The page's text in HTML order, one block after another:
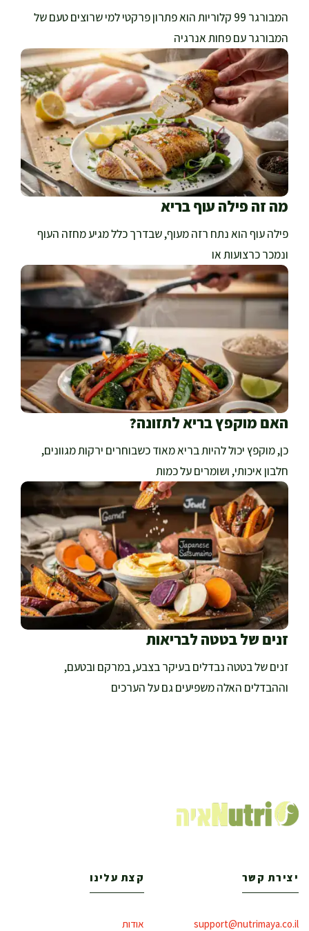
המבורגר 99 קלוריות הוא פתרון פרקטי למי שרוצים טעם של
המבורגר עם פחות אנרגיה
מה זה פילה עוף בריא
פילה עוף הוא נתח רזה מעוף, שבדרך כלל מגיע מחזה העוף
ונמכר כרצועות או
האם מוקפץ בריא לתזונה?
כן, מוקפץ יכול להיות בריא מאוד כשבוחרים ירקות מגוונים,
חלבון איכותי, ושומרים על כמות
זנים של בטטה לבריאות
זנים של בטטה נבדלים בעיקר בצבע, במרקם ובטעם,
וההבדלים האלה משפיעים גם על הערכים
יצירת קשר
support@nutrimaya.co.il
קצת עלינו
אודות